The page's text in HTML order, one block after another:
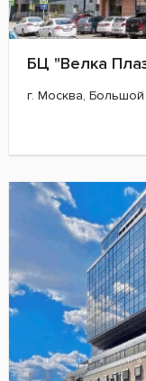
БЦ "Велка
г. Москва,